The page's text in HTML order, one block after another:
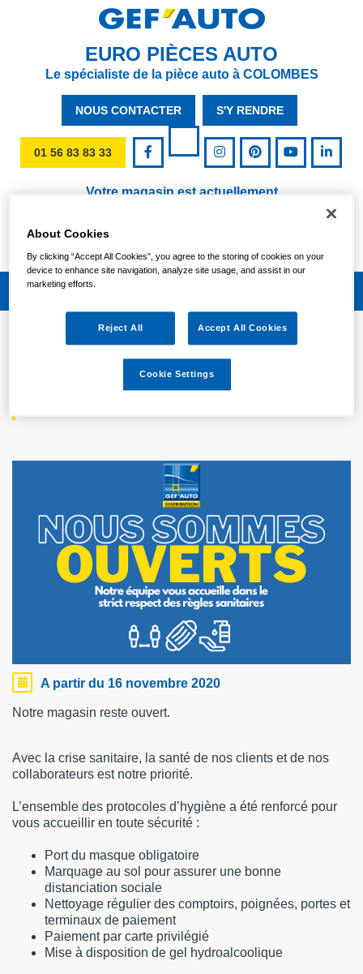
EURO PIÈCES AUTO
Le spécialiste de la pièce auto à COLOMBES
NOUS CONTACTER S'Y RENDRE
01 56 83 83 33
Votre magasin est actuellement
VOTRE MAGASIN
GEF'AUTO EST OUVERT
A partir du 16 novembre 2020
Notre magasin reste ouvert.
Avec la crise sanitaire, la santé de nos clients et de nos
collaborateurs est notre priorité.
L’ensemble des protocoles d’hygiène a été renforcé pour
vous accueillir en toute sécurité :
Port du masque obligatoire
Marquage au sol pour assurer une bonne
distanciation sociale
Nettoyage régulier des comptoirs, poignées, portes et
terminaux de paiement
Paiement par carte privilégié
Mise à disposition de gel hydroalcoolique
About Cookies
By clicking “Accept All Cookies”, you agree to the storing of cookies on your
device to enhance site navigation, analyze site usage, and assist in our
marketing efforts.
Reject All Accept All Cookies
Cookie Settings